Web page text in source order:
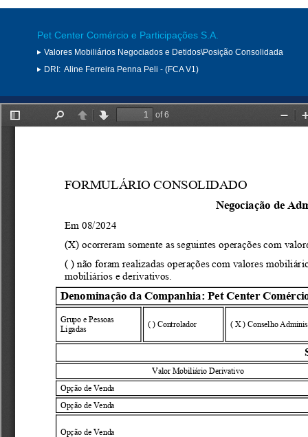
Pet Center Comércio e Participações S.A.
Valores Mobiliários Negociados e Detidos\Posição Consolidada
DRI: Aline Ferreira Penna Peli - (FCA V1)